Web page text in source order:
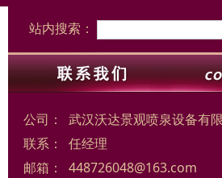
站内搜索：
公司：
武汉沃达景观喷泉设备有
联系：
任经理
邮箱：
448726048@163.com